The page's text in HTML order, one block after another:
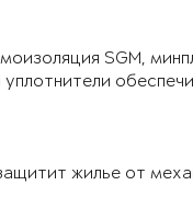
SGM,
жилье от